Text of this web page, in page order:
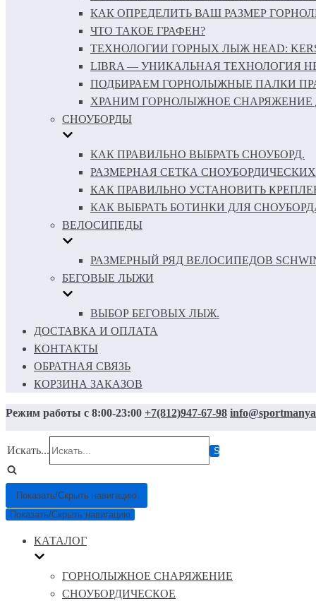
КАК ОПРЕДЕЛИТЬ ВАШ РАЗМЕР
ЧТО ТАКОЕ ГРАФЕН?
ТЕХНОЛОГИИ ГОРНЫХ ЛЫЖ HEAD: KERS
LIBRA — УНИКАЛЬНАЯ ТЕХНОЛОГИЯ
ПОДБИРАЕМ ГОРНОЛЫЖНЫЕ ПАЛКИ
ХРАНИМ ГОРНОЛЫЖНОЕ
СНОУБОРДЫ
КАК ПРАВИЛЬНО ВЫБРАТЬ СНОУБОРД.
РАЗМЕРНАЯ СЕТКА
КАК ПРАВИЛЬНО УСТАНОВИТЬ
КАК ВЫБРАТЬ БОТИНКИ ДЛЯ
ВЕЛОСИПЕДЫ
РАЗМЕРНЫЙ РЯД ВЕЛОСИПЕДОВ
БЕГОВЫЕ ЛЫЖИ
ВЫБОР БЕГОВЫХ ЛЫЖ.
ДОСТАВКА И ОПЛАТА
КОНТАКТЫ
ОБРАТНАЯ СВЯЗЬ
КОРЗИНА ЗАКАЗОВ
Режим работы с 8:00-23:00 +7(812)947-67-98
Искать...
Показать/Скрыть навигацию
Показать/Скрыть навигацию
КАТАЛОГ
ГОРНОЛЫЖНОЕ СНАРЯЖЕНИЕ
СНОУБОРДИЧЕСКОЕ